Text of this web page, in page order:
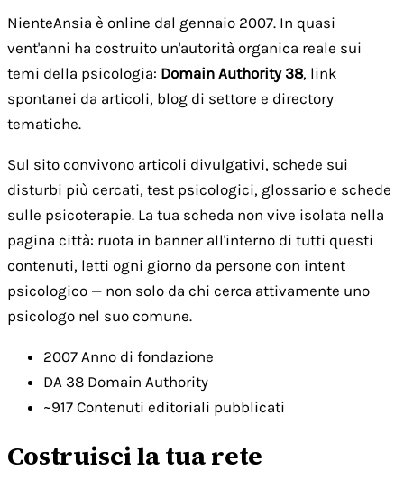
NienteAnsia è online dal gennaio 2007. In quasi
vent'anni ha costruito un'autorità organica reale sui
temi della psicologia: Domain Authority 38, link
spontanei da articoli, blog di settore e directory
tematiche.
Sul sito convivono articoli divulgativi, schede sui
disturbi più cercati, test psicologici, glossario e schede
sulle psicoterapie. La tua scheda non vive isolata nella
pagina città: ruota in banner all'interno di tutti questi
contenuti, letti ogni giorno da persone con intent
psicologico — non solo da chi cerca attivamente uno
psicologo nel suo comune.
2007 Anno di fondazione
DA 38 Domain Authority
~917 Contenuti editoriali pubblicati
Costruisci la tua rete